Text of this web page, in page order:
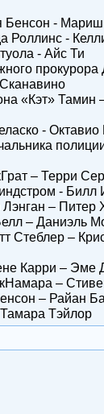
Бенсон -
Роллинс -
- Айс Ти
«Кэт» Тамин
-
– Терри
- Билл
Лэнган – Питер
– Даниэль
Стеблер –
Карри – Эме
–
– Райан
Тэйлор